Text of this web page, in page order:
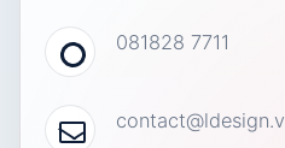
081828 7711